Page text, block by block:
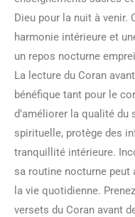
Dieu pour la nuit à venir.
harmonie intérieure et
un repos nocturne
La lecture du Coran
bénéfique tant pour le
d’améliorer la qualité
spirituelle, protège des
tranquillité intérieure.
sa routine nocturne
la vie quotidienne.
versets du Coran avant